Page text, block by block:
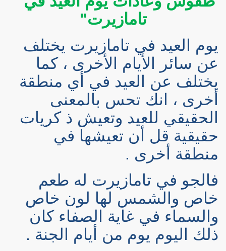
تامازيرت"
يوم العيد في تامازيرت يختلف
عن سائر الأيام الأخرى ، كما
يختلف عن العيد في أي منطقة
أخرى ، انك تحس بالمعنى
الحقيقي للعيد وتعيش ذ كريات
حقيقية قل أن تعيشها في
منطقة أخرى .
فالجو في تامازيرت له طعم
خاص والشمس لها لون خاص
والسماء في غاية الصفاء كان
ذلك اليوم يوم من أيام الجنة .